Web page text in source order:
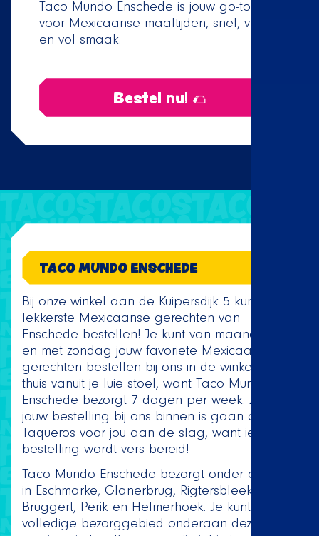
Taco Mundo Enschede is jouw go-to
voor Mexicaanse maaltijden, snel, vers
en vol smaak.
Bestel nu! 🌮
TACO MUNDO ENSCHEDE
Bij onze winkel aan de Kuipersdijk 5 kun je de
lekkerste Mexicaanse gerechten van
Enschede bestellen! Je kunt van maandag tot
en met zondag jouw favoriete Mexicaanse
gerechten bestellen bij ons in de winkel of
thuis vanuit je luie stoel, want Taco Mundo
Enschede bezorgt 7 dagen per week. Zodra
jouw bestelling bij ons binnen is gaan onze
Taqueros voor jou aan de slag, want iedere
bestelling wordt vers bereid!
Taco Mundo Enschede bezorgt onder andere
in Eschmarke, Glanerbrug, Rigtersbleek,
Bruggert, Perik en Helmerhoek. Je kunt het
volledige bezorggebied onderaan deze